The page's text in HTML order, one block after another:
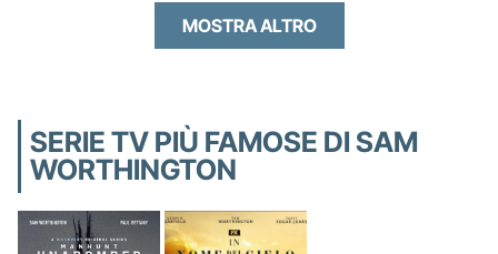
MOSTRA ALTRO
SERIE TV PIÙ FAMOSE DI SAM
WORTHINGTON